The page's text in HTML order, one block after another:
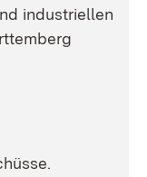
industriellen